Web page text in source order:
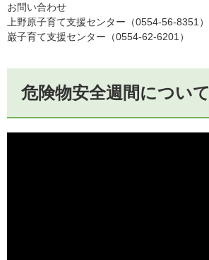
お問い合わせ
上野原子育て支援センター（0554-56-8351）
巌子育て支援センター（0554-62-6201）
危険物安全週間について